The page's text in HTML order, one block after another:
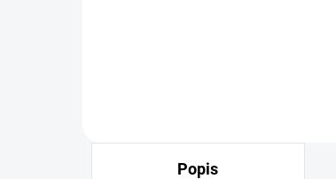
Popis